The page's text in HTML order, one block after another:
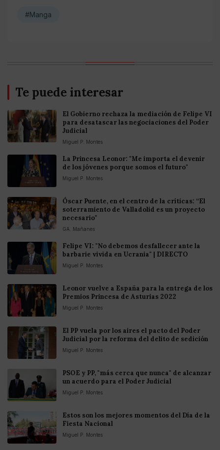
#Manga
Te puede interesar
El Gobierno rechaza la mediación de Felipe VI
para desatascar las negociaciones del Poder
Judicial
Miguel P. Montes
La Princesa Leonor: "Me importa el devenir
de los jóvenes porque somos el futuro"
Miguel P. Montes
Óscar Puente, en el centro de la críticas: “El
soterramiento de Valladolid es un proyecto
necesario"
GA. Mañanes
Felipe VI: "No debemos desfallecer ante la
barbarie vivida en Ucrania" | DIRECTO
Miguel P. Montes
Leonor vuelve a España para la entrega de los
Premios Princesa de Asturias 2022
Miguel P. Montes
El PP vuela por los aires el pacto del Poder
Judicial por la reforma del delito de sedición
Miguel P. Montes
PSOE y PP, "más cerca que nunca" de alcanzar
un acuerdo para el Poder Judicial
Miguel P. Montes
Estos son los mejores momentos del Día de la
Fiesta Nacional
Miguel P. Montes